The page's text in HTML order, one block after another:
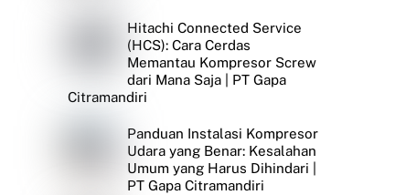
Hitachi Connected Service
(HCS): Cara Cerdas
Memantau Kompresor Screw
dari Mana Saja | PT Gapa
Citramandiri
Panduan Instalasi Kompresor
Udara yang Benar: Kesalahan
Umum yang Harus Dihindari |
PT Gapa Citramandiri